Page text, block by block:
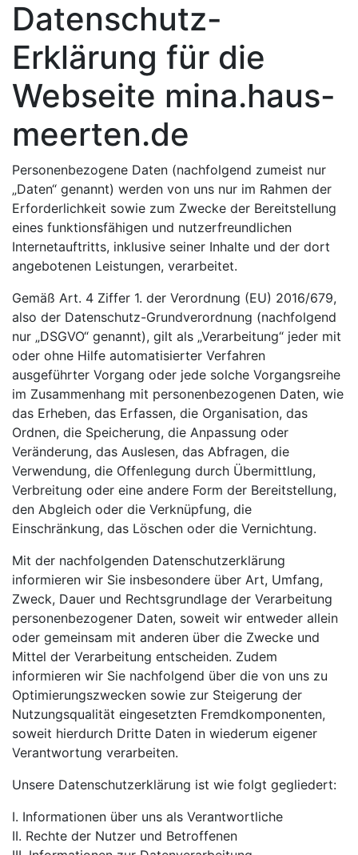
Datenschutz-
Erklärung für die
Webseite mina.haus-
meerten.de
Personenbezogene Daten (nachfolgend zumeist nur
„Daten“ genannt) werden von uns nur im Rahmen der
Erforderlichkeit sowie zum Zwecke der Bereitstellung
eines funktionsfähigen und nutzerfreundlichen
Internetauftritts, inklusive seiner Inhalte und der dort
angebotenen Leistungen, verarbeitet.
Gemäß Art. 4 Ziffer 1. der Verordnung (EU) 2016/679,
also der Datenschutz-Grundverordnung (nachfolgend
nur „DSGVO“ genannt), gilt als „Verarbeitung“ jeder mit
oder ohne Hilfe automatisierter Verfahren
ausgeführter Vorgang oder jede solche Vorgangsreihe
im Zusammenhang mit personenbezogenen Daten, wie
das Erheben, das Erfassen, die Organisation, das
Ordnen, die Speicherung, die Anpassung oder
Veränderung, das Auslesen, das Abfragen, die
Verwendung, die Offenlegung durch Übermittlung,
Verbreitung oder eine andere Form der Bereitstellung,
den Abgleich oder die Verknüpfung, die
Einschränkung, das Löschen oder die Vernichtung.
Mit der nachfolgenden Datenschutzerklärung
informieren wir Sie insbesondere über Art, Umfang,
Zweck, Dauer und Rechtsgrundlage der Verarbeitung
personenbezogener Daten, soweit wir entweder allein
oder gemeinsam mit anderen über die Zwecke und
Mittel der Verarbeitung entscheiden. Zudem
informieren wir Sie nachfolgend über die von uns zu
Optimierungszwecken sowie zur Steigerung der
Nutzungsqualität eingesetzten Fremdkomponenten,
soweit hierdurch Dritte Daten in wiederum eigener
Verantwortung verarbeiten.
Unsere Datenschutzerklärung ist wie folgt gegliedert:
I. Informationen über uns als Verantwortliche
II. Rechte der Nutzer und Betroffenen